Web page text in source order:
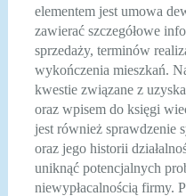
elementem jest umowa
zawierać szczegółowe
sprzedaży, terminów
wykończenia mieszkań.
kwestie związane z
oraz wpisem do księgi
jest również sprawdzenie
oraz jego historii
uniknąć potencjalnych
niewypłacalnością firmy.